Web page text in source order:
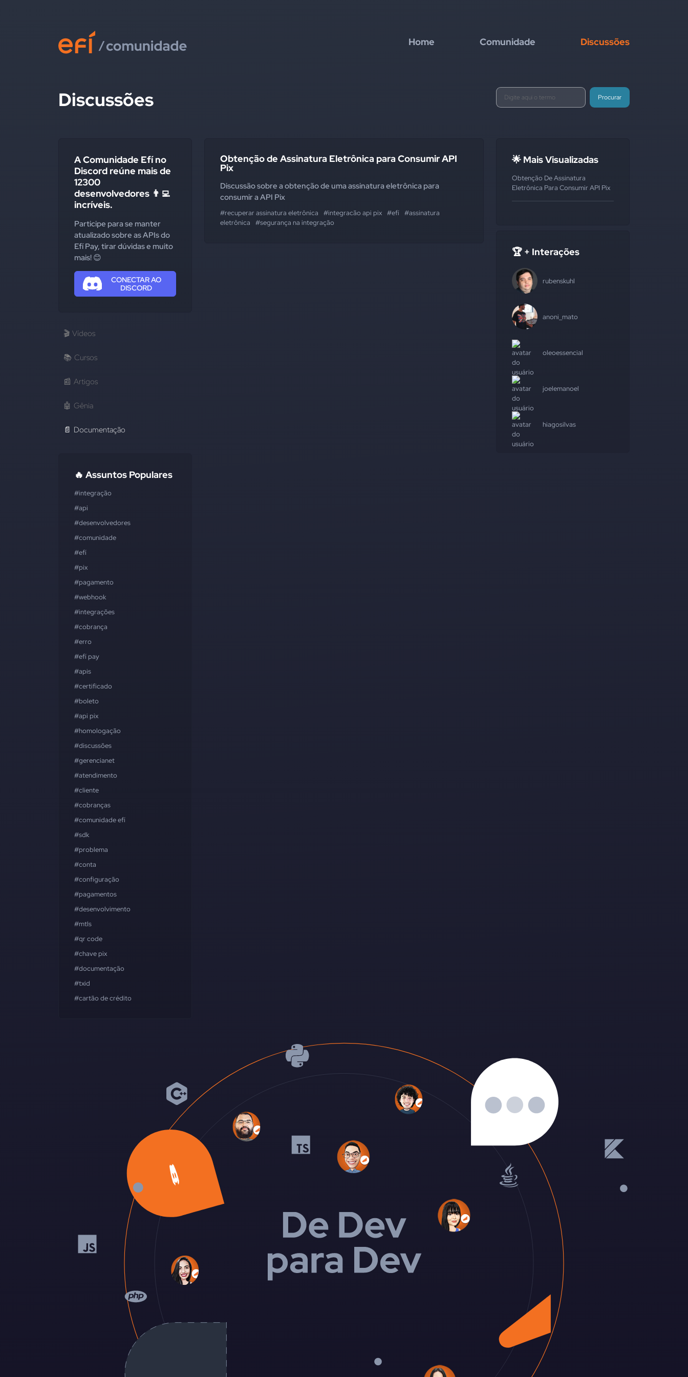
Home Comunidade Discussões
Discussões Procurar
A Comunidade Efí no
Discord reúne mais de
12300
desenvolvedores 👨‍💻
incríveis.
Participe para se manter
atualizado sobre as APIs do
Efí Pay, tirar dúvidas e muito
mais! 😊
CONECTAR AO
DISCORD
🎬 Vídeos
📚 Cursos
📰 Artigos
🤖 Gênia
📄 Documentação
🔥 Assuntos Populares
#integração
#api
#desenvolvedores
#comunidade
#efí
#pix
#pagamento
#webhook
#integrações
#cobrança
#erro
#efí pay
#apis
#certificado
#boleto
#api pix
#homologação
#discussões
#gerencianet
#atendimento
#cliente
#cobranças
#comunidade efí
#sdk
#problema
#conta
#configuração
#pagamentos
#desenvolvimento
#mtls
#qr code
#chave pix
#documentação
#txid
#cartão de crédito
Obtenção de Assinatura Eletrônica para Consumir API
Pix
Discussão sobre a obtenção de uma assinatura eletrônica para
consumir a API Pix
#recuperar assinatura eletrônica #integracão api pix #efí #assinatura
eletrônica
#segurança na integração
🌟 Mais Visualizadas
Obtenção De Assinatura
Eletrônica Para Consumir API Pix
🏆 + Interações
rubenskuhl
anoni_mato
oleoessencial
joelemanoel
hiagosilvas